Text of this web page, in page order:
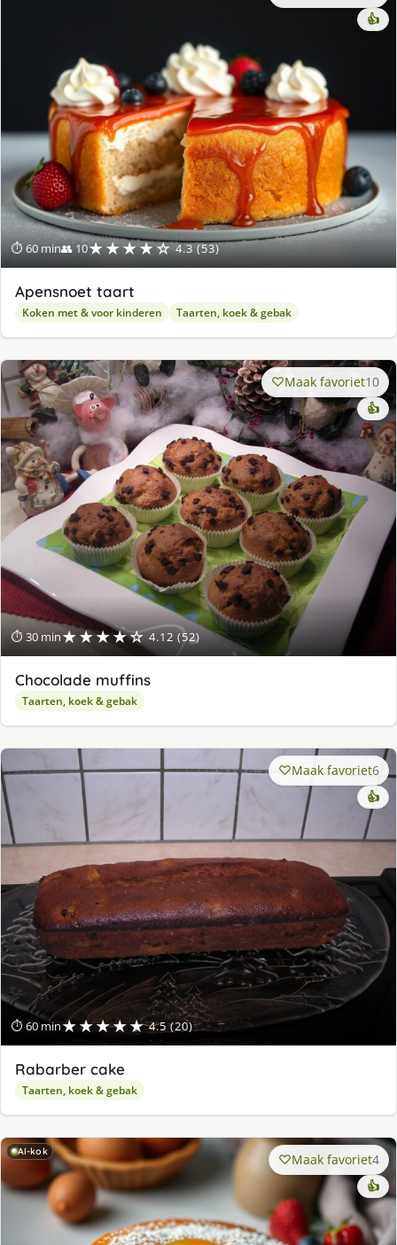
⏱ 60 min👥 10★★★★☆ 4.3 (53)
👍
Apensnoet taart
Koken met & voor kinderen Taarten, koek & gebak
⏱ 30 min★★★★☆ 4.12 (52)
Maak favoriet10
👍
Chocolade muffins
Taarten, koek & gebak
⏱ 60 min★★★★★ 4.5 (20)
Maak favoriet6
👍
Rabarber cake
Taarten, koek & gebak
AI-kok Maak favoriet4
👍